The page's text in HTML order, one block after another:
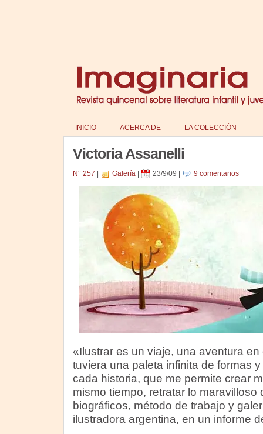
INICIO ACERCA DE LA COLECCIÓN
Victoria Assanelli
N° 257 Galería| 23/9/09 9 comentarios
«Ilustrar es un viaje, una aventura
tuviera una paleta infinita de formas
cada historia, que me permite crear
mismo tiempo, retratar lo maravilloso
biográficos, método de trabajo y
ilustradora argentina, en un informe